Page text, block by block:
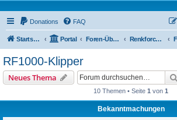
Donations FAQ
Startseite Portal Foren-Übersicht Renkforce RF1000 Forum
RF1000-Klipper
Neues Thema
10 Themen • Seite 1 von 1
Bekanntmachungen